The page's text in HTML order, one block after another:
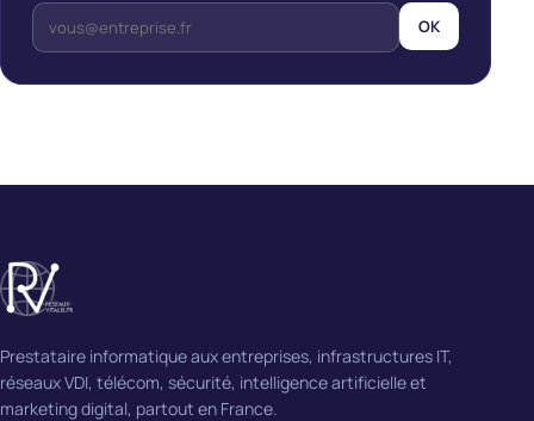
OK
Prestataire informatique aux entreprises, infrastructures IT,
réseaux VDI, télécom, sécurité, intelligence artificielle et
marketing digital, partout en France.